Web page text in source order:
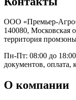
ООО «Премьер-
140080, Московская
территория
Пн-Пт: 08:00 до
документов, оплата,
О компании